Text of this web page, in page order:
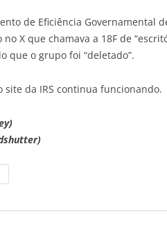
de Eficiência Governamental
X que chamava a 18F de
que o grupo foi “deletado”.
site da IRS continua funcionando.